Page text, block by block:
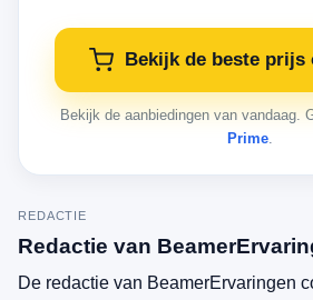
Bekijk de beste prijs
Bekijk de aanbiedingen van vandaag.
Prime.
REDACTIE
Redactie van
De redactie van BeamerErvaringen